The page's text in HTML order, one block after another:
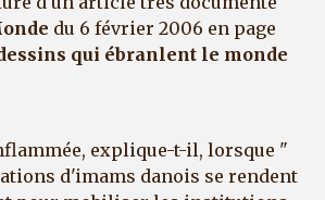
du 6 février 2006 en page
qui ébranlent le monde
explique-t-il, lorsque "
d'imams danois se rendent